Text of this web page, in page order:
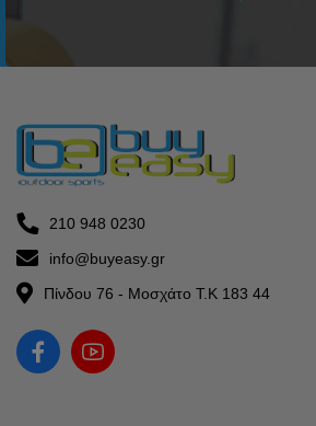
210 948 0230
info@buyeasy.gr
Πίνδου 76 - Μοσχάτο Τ.Κ 183 44